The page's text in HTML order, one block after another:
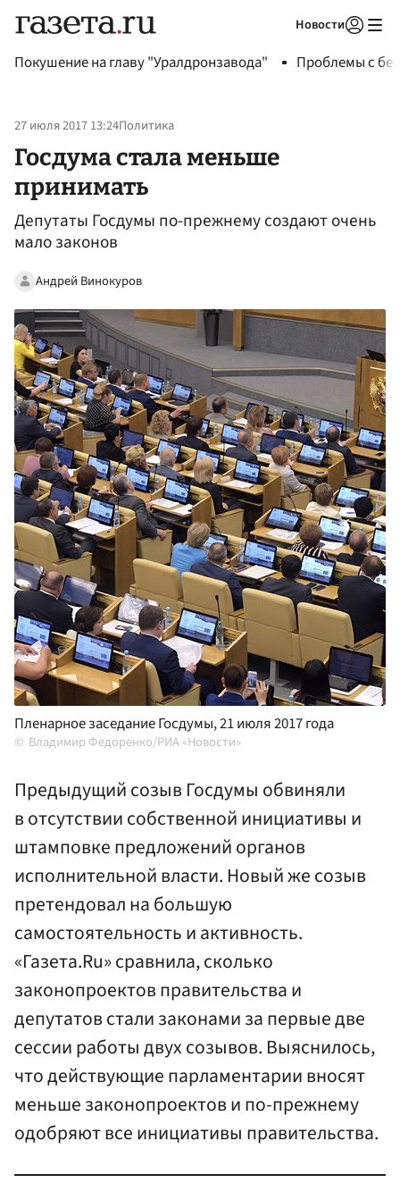
Новости
Покушение на главу "Уралдронзавода" Проблемы с
27 июля 2017 13:24Политика
Госдума стала меньше
принимать
Депутаты Госдумы по-прежнему создают очень
мало законов
Андрей Винокуров
Пленарное заседание Госдумы, 21 июля 2017 года
Владимир Федоренко/РИА «Новости»
Предыдущий созыв Госдумы обвиняли
в отсутствии собственной инициативы и
штамповке предложений органов
исполнительной власти. Новый же созыв
претендовал на большую
самостоятельность и активность.
«Газета.Ru» сравнила, сколько
законопроектов правительства и
депутатов стали законами за первые две
сессии работы двух созывов. Выяснилось,
что действующие парламентарии вносят
меньше законопроектов и по-прежнему
одобряют все инициативы правительства.